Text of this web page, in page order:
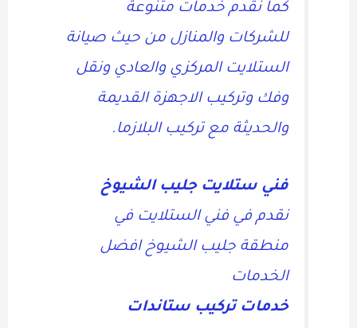
كما نقدم خدمات متنوعة
للشركات والمنازل من حيث صيانة
الستلايت المركزي والعادي ونقل
وفك وتركيب الاجهزة القديمة
والحديثة مع تركيب البلازما.
فني ستلايت جليب الشيوخ
نقدم في فني الستلايت في
منطقة جليب الشيوخ افضل
الخدمات
خدمات تركيب ستاندات